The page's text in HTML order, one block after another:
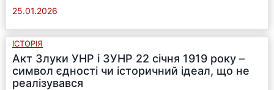
25.01.2026
ІСТОРІЯ
Акт Злуки УНР і ЗУНР 22 січня 1919 року –
символ єдності чи історичний ідеал, що не
реалізувався